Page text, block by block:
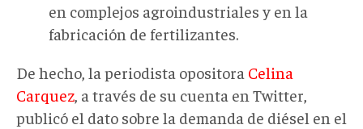
en complejos agroindustriales y en la
fabricación de fertilizantes.
De hecho, la periodista opositora Celina
Carquez, a través de su cuenta en Twitter,
publicó el dato sobre la demanda de diésel en el